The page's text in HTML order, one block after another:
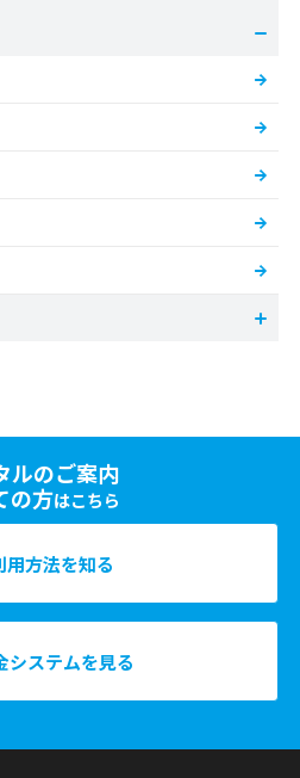
ルのご案内
の方はこちら
用方法を知る
システムを見る